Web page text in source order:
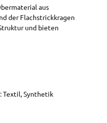
aus
der Flachstrickkragen
und bieten
Textil, Synthetik